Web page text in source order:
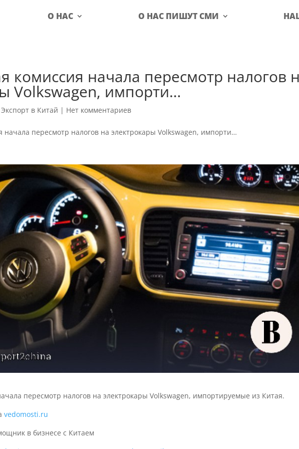
О НАС О НАС ПИШУТ СМИ
комиссия начала пересмотр налогов
Volkswagen, импорти…
Экспорт в Китай | Нет комментариев
пересмотр налогов на электрокары Volkswagen, импортируемые из Китая.
vedomosti.ru
в бизнесе с Китаем